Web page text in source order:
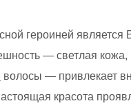
героиней является
— светлая кожа,
волосы — привлекает
красота